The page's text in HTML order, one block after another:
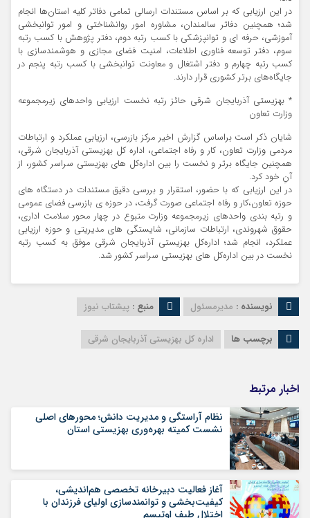
در این ارزیابی که بر اساس مستندات ارسالی تمامی دفاتر کلیه استان‌ها انجام
شد؛ همچنین دفاتر سالمندان، مشاوره امور روانشناختی و امور توانبخشی
آموزشی، حرفه ای و توانپزشکی با کسب رتبه دوم، دفتر پژوهش با کسب رتبه
سوم، دفتر توسعه فناوری اطلاعات، امنیت فضای مجازی و هوشمندسازی با
کسب رتبه چهارم و دفتر اشتغال و معاونت توانبخشی با کسب رتبه پنجم در
جایگاه‌های برتر کشوری قرار دارند.
* بهزیستی آذربایجان شرقی حائز رتبه نخست ارزیابی واحدهای زیرمجموعه
وزارت تعاون
شایان ذکر است براساس گزارش اخیر مرکز بازرسی، ارزیابی عملکرد و ارتباطات
مردمی وزارت تعاون، کار و رفاه اجتماعی، اداره کل بهزیستی آذربایجان شرقی،
همچنین جایگاه برتر و نخست را بین اداره‌کل های بهزیستی سراسر کشور، از
آنِ خود کرد.
در این ارزیابی که با حضور، استقرار و بررسی دقیق مستندات در دستگاه های
حوزه تعاون،کار و رفاه اجتماعی صورت گرفت، در حوزه ی بازرسی فضای عمومی
و رتبه بندی واحدهای زیرمجموعه وزارت متبوع در چهار محور سلامت اداری،
حقوق شهروندی، ارتباطات سازمانی، شایستگی های مدیریتی و حوزه ارزیابی
عملکرد، انجام شد؛ اداره‌کل بهزیستی آذربایجان شرقی موفق به کسب رتبه
نخست در بین اداره‌کل های بهزیستی سراسر کشور شد.
نویسنده : مدیرمسئول منبع : پیشتاب نیوز
برچسب ها اداره کل بهزیستی آذربایجان شرقی
اخبار مرتبط
نظام آراستگی و مدیریت دانش؛ محورهای اصلی
نشست کمیته بهره‌وری بهزیستی استان
آغاز فعالیت دبیرخانه تخصصی هم‌اندیشی،
کیفیت‌بخشی و توانمندسازی اولیای فرزندان با
اختلال طیف اوتیسم